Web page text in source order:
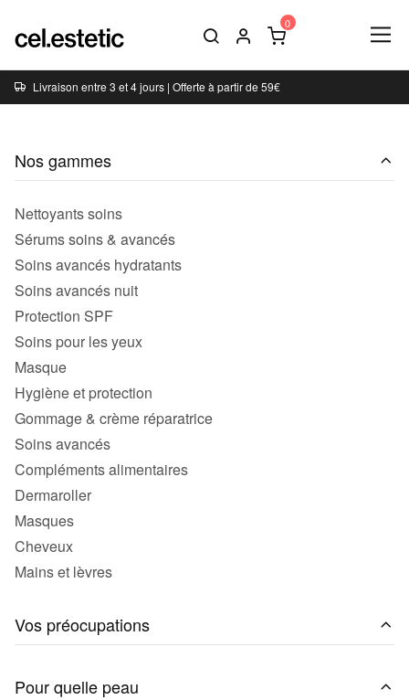
Livraison entre 3 et 4 jours | Offerte à partir de 59€
Nos gammes
Nettoyants soins
Sérums soins & avancés
Soins avancés hydratants
Soins avancés nuit
Protection SPF
Soins pour les yeux
Masque
Hygiène et protection
Gommage & crème réparatrice
Soins avancés
Compléments alimentaires
Dermaroller
Masques
Cheveux
Mains et lèvres
Vos préocupations
Pour quelle peau